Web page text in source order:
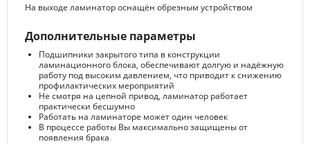
На выходе ламинатор оснащён обрезным устройством
Дополнительные параметры
Подшипники закрытого типа в конструкции
ламинационного блока, обеспечивают долгую и надёжную
работу под высоким давлением, что приводит к снижению
профилактических мероприятий
Не смотря на цепной привод, ламинатор работает
практически бесшумно
Работать на ламинаторе может один человек
В процессе работы Вы максимально защищены от
появления брака